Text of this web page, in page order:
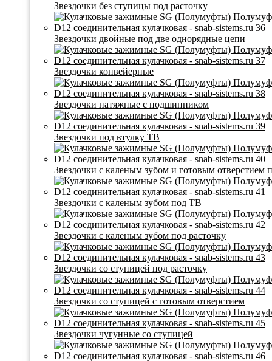
Звездочки без ступицы под расточку
Звездочки двойные под две однорядные цепи
Звездочки конвейерные
Звездочки натяжные с подшипником
Звездочки под втулку ТВ
Звездочки с каленым зубом и готовым отверстием
Звездочки с каленым зубом под ТВ
Звездочки с каленым зубом под расточку
Звездочки со ступицей под расточку
Звездочки со ступицей с готовым отверстием
Звездочки чугунные со ступицей